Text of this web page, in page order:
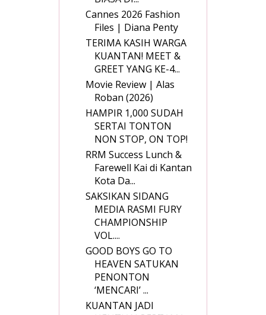
Cannes 2026 Fashion
Files | Diana Penty
TERIMA KASIH WARGA
KUANTAN! MEET &
GREET YANG KE-4...
Movie Review | Alas
Roban (2026)
HAMPIR 1,000 SUDAH
SERTAI TONTON
NON STOP, ON TOP!
RRM Success Lunch &
Farewell Kai di Kantan
Kota Da...
SAKSIKAN SIDANG
MEDIA RASMI FURY
CHAMPIONSHIP
VOL....
GOOD BOYS GO TO
HEAVEN SATUKAN
PENONTON
‘MENCARI’ ...
KUANTAN JADI